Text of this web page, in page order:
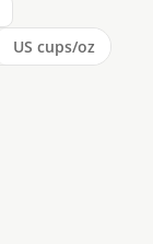
US cups/oz